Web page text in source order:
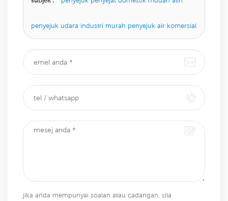
penyejuk udara industri murah penyejuk air komersial
jika anda mempunyai soalan atau cadangan, sila